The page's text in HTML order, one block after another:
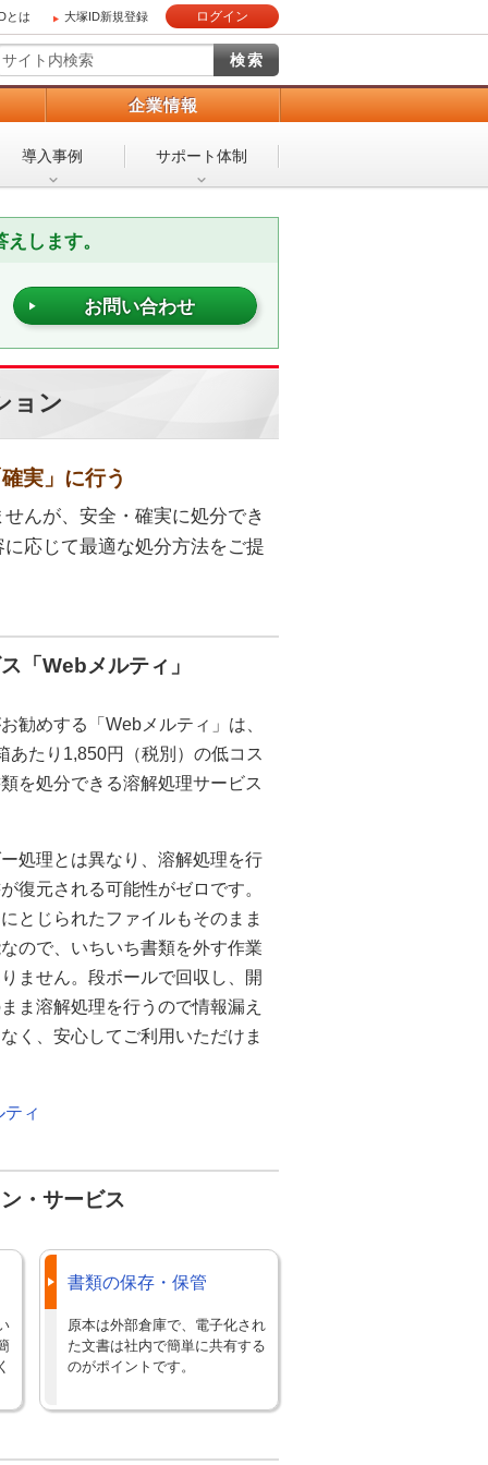
とは 大塚ID新規登録 ログイン
企業情報
導入事例 サポート体制
します。
お問い合わせ
ョン
実」に行う
んが、安全・確実に処分でき
応じて最適な処分方法をご提
「Webメルティ」
勧めする「Webメルティ」は、
あたり1,850円（税別）の低コス
類を処分できる溶解処理サービス
処理とは異なり、溶解処理を行
復元される可能性がゼロです。
とじられたファイルもそのまま
ので、いちいち書類を外す作業
ません。段ボールで回収し、開
ま溶解処理を行うので情報漏え
く、安心してご利用いただけま
ィ
・サービス
書類の保存・保管
原本は外部倉庫で、電子化され
た文書は社内で簡単に共有する
のがポイントです。